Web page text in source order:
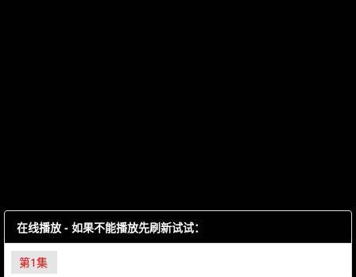
在线播放 - 如果不能播放先刷新试试：
第1集